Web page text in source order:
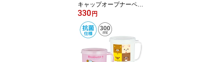
キャップオープナーペッ
トボトル パウチ容器 ゼ
リー飲料 フタ 軽いチカ
ラで開けられる 簡単に開
けられる 便利グッズ サ
ポート ユニバーサル レ
ディース キッズ 女性 子
330円